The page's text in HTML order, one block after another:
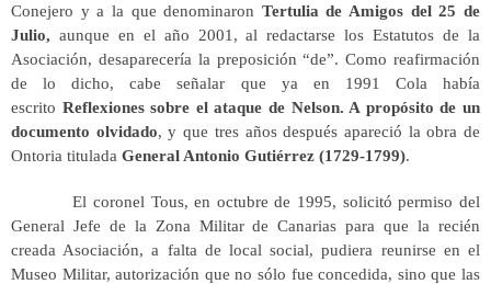
Conejero y a la que denominaron Tertulia de Amigos del 25 de
Julio, aunque en el año 2001, al redactarse los Estatutos de la
Asociación, desaparecería la preposición “de”. Como reafirmación
de lo dicho, cabe señalar que ya en 1991 Cola había
escrito Reflexiones sobre el ataque de Nelson. A propósito de un
documento olvidado, y que tres años después apareció la obra de
Ontoria titulada General Antonio Gutiérrez (1729-1799).
El coronel Tous, en octubre de 1995, solicitó permiso del
General Jefe de la Zona Militar de Canarias para que la recién
creada Asociación, a falta de local social, pudiera reunirse en el
Museo Militar, autorización que no sólo fue concedida, sino que las